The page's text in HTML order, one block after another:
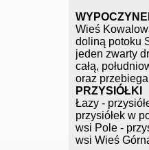
Wieś
doliną potoku
jeden zwarty
całą,
oraz
PRZYSIÓŁKI
Łazy -
przysiółek w
wsi Pole -
wsi Wieś